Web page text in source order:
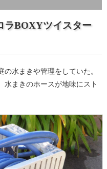
ラBOXYツイスター
水まきや管理をしていた。
水まきのホースが地味にスト